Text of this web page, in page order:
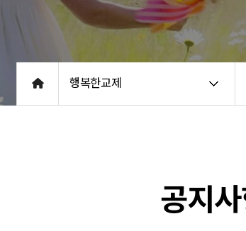
행복한교제
공지